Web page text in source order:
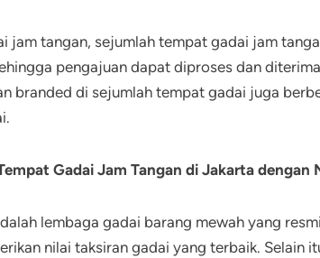
jam tangan, sejumlah tempat gadai jam
pengajuan dapat diproses dan
branded di sejumlah tempat gadai juga
Gadai Jam Tangan di Jakarta dengan
lembaga gadai barang mewah yang
nilai taksiran gadai yang terbaik. Selain